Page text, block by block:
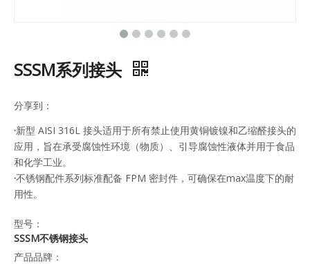
SSSM系列接头
分享到：
·新型 AISI 316L 接头适用于所有禁止使用黄铜镀镍和乙缩醛接头的
应用，旨在承受腐蚀性环境（物质）、引导腐蚀性液体并用于食品
和化学工业。
·不锈钢配件系列标准配备 FPM 密封件，可确保在max温度下的耐
用性。
型号：
SSSM不锈钢接头
产品品牌：